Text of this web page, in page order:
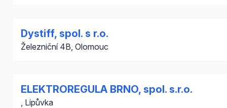
Dystiff, spol. s r.o.
Železniční 4B, Olomouc
ELEKTROREGULA BRNO, spol. s.r.o.
, Lipůvka